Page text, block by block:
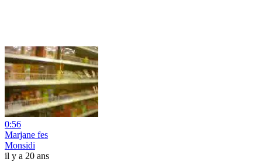
0:56
Marjane fes
Monsidi
il y a 20 ans